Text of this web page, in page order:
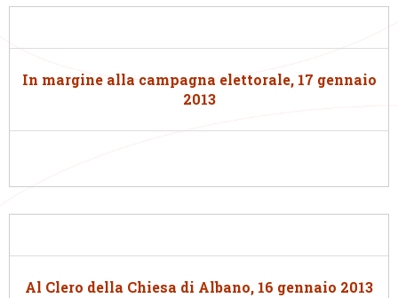
In margine alla campagna elettorale, 17 gennaio
2013
Al Clero della Chiesa di Albano, 16 gennaio 2013